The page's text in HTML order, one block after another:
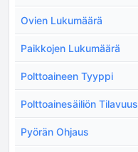
Ovien Lukumäärä
Paikkojen Lukumäärä
Polttoaineen Tyyppi
Polttoainesäiliön Tilavuus
Pyörän Ohjaus